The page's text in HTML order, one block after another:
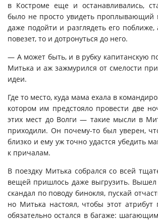
в Костроме еще и останавливались,
было не просто увидеть проплывающий
даже подойти и разглядеть его поближе,
повезет, то и дотронуться до него.
— А может быть, и в рубку капитанскую
Митька и аж зажмурился от смелости
идеи.
Где то место, куда мама ехала в
котором им предстояло провести две
этих мест до Волги — такие мысли в
приходили. Он почему-то был уверен,
близко и ему уж точно удастся убедить
к причалам.
В поездку Митька собрался со всей
вещей пришлось даже выгрузить.
скандал по поводу бинокля, пускай
но Митька настоял, чтобы этот атрибут
обязательно остался в багаже: